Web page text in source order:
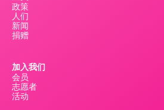
政策
人们
新闻
捐赠
加入我们
会员
志愿者
活动